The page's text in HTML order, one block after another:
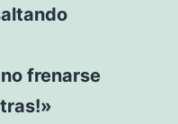
frenarse